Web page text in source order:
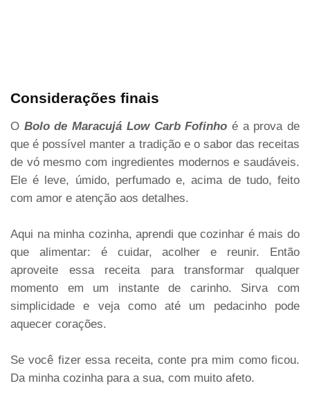
Considerações finais
O Bolo de Maracujá Low Carb Fofinho é a prova de
que é possível manter a tradição e o sabor das receitas
de vó mesmo com ingredientes modernos e saudáveis.
Ele é leve, úmido, perfumado e, acima de tudo, feito
com amor e atenção aos detalhes.
Aqui na minha cozinha, aprendi que cozinhar é mais do
que alimentar: é cuidar, acolher e reunir. Então
aproveite essa receita para transformar qualquer
momento em um instante de carinho. Sirva com
simplicidade e veja como até um pedacinho pode
aquecer corações.
Se você fizer essa receita, conte pra mim como ficou.
Da minha cozinha para a sua, com muito afeto.